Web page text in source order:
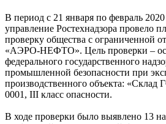
В период с 21 января по февраль
управление Ростехнадзора провело
проверку общества с ограниченной
«АЭРО-НЕФТО». Цель проверки –
федерального государственного
промышленной безопасности при
производственного объекта:
0001, III класс опасности.
В ходе проверки было выявлено 13